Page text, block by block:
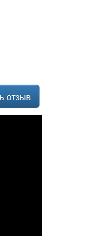
отзыв